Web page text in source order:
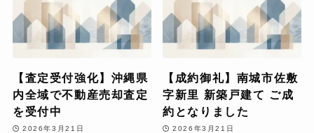
【査定受付強化】沖縄県
内全域で不動産売却査定
を受付中
2026年3月21日
【成約御礼】南城市佐敷
字新里 新築戸建て ご成
約となりました
2026年3月21日